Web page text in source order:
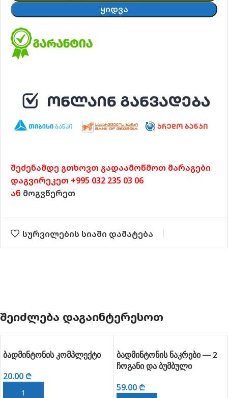
ᲧᲘᲓᲕᲐ
შეძენამდე გთხოვთ გადაამოწმოთ მარაგები
დაგვირეკეთ +995 032 235 03 06
ან მოგვწერეთ
სურვილების სიაში დამატება
ᲨᲔᲘᲫᲚᲔᲑᲐ ᲓᲐᲒᲐᲘᲜᲢᲔᲠᲔᲡᲝᲗ
ბადმინტონის კომპლექტი
20.00 ₾
ᲙᲐᲚᲐᲗᲐᲨᲘ ᲓᲐᲛᲐᲢᲔᲑᲐ
ბადმინტონის ნაკრები — 2
ჩოგანი და ბუმბული
59.00 ₾